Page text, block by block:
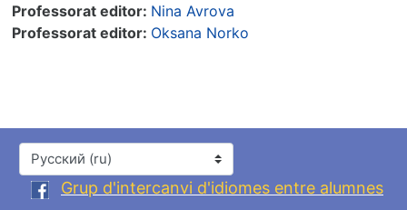
Professorat editor: Nina Avrova
Professorat editor: Oksana Norko
Язык
Grup d'intercanvi d'idiomes entre alumnes